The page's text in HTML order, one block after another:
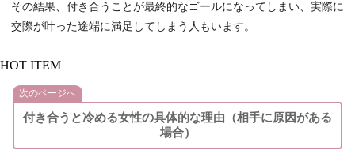
その結果、付き合うことが最終的なゴールになってしまい、実際に
交際が叶った途端に満足してしまう人もいます。
HOT ITEM
次のページへ
付き合うと冷める女性の具体的な理由（相手に原因がある
場合）